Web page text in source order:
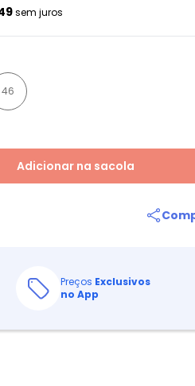
sem juros
46
Adicionar na sacola
Preços Exclusivos
no App